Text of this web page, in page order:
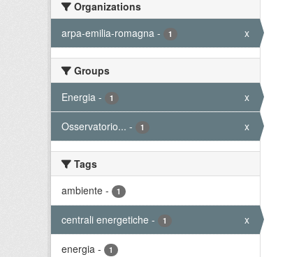
Organizations
arpa-emilia-romagna - 1 x
Groups
Energia - 1 x
Osservatorio... - 1 x
Tags
ambiente - 1
centrali energetiche - 1 x
energia - 1